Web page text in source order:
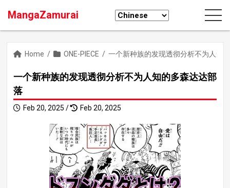
MangaZamurai
Home / ONE-PIECE / 一个新种族的发现透彻分析不为人知
一个新种族的发现透彻分析不为人知的多森达达部
落
Feb 20, 2025 / Feb 20, 2025